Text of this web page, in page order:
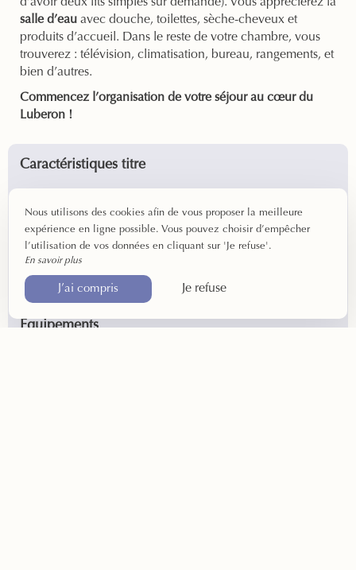
salle d’eau avec douche, toilettes, sèche-cheveux et
produits d’accueil. Dans le reste de votre chambre, vous
trouverez : télévision, climatisation, bureau, rangements, et
bien d’autres.
Commencez l’organisation de votre séjour au cœur du
Luberon !
Caractéristiques titre
Check-in : entre 16h et 19h
Check-out : avant 11h
Vue Luberon
1 ou 2 personnes
Connexion Wi-Fi fibre
Équipements
Nous utilisons des cookies afin de vous proposer la meilleure
expérience en ligne possible. Vous pouvez choisir d’empêcher
l’utilisation de vos données en cliquant sur 'Je refuse'.
En savoir plus
J’ai compris Je refuse